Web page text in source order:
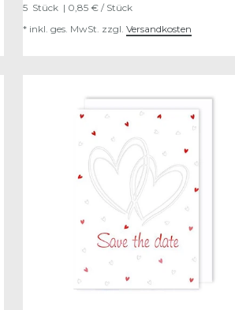
5 Stück | 0,85 € / Stück
* inkl. ges. MwSt. zzgl. Versandkosten